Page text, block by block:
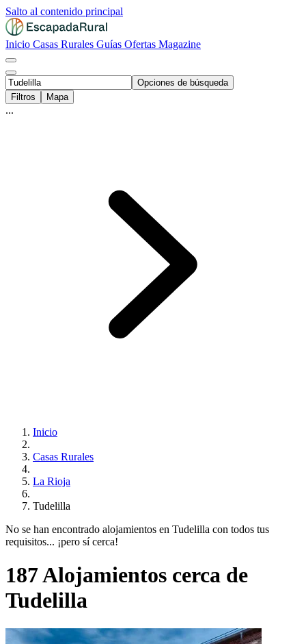
Salto al contenido principal
Inicio Casas Rurales Guías Ofertas Magazine
Opciones de búsqueda
Filtros
Mapa
...
Inicio
Casas Rurales
La Rioja
Tudelilla
No se han encontrado alojamientos en Tudelilla con todos tus
requisitos... ¡pero sí cerca!
187 Alojamientos cerca de
Tudelilla